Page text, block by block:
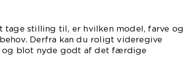
tage stilling til, er hvilken model, farve og
Derfra kan du roligt videregive
og blot nyde godt af det færdige